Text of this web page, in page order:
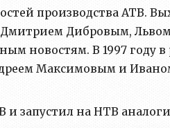
производства АТВ.
Дибровым,
новостям. В 1997 году
Максимовым и
и запустил на НТВ